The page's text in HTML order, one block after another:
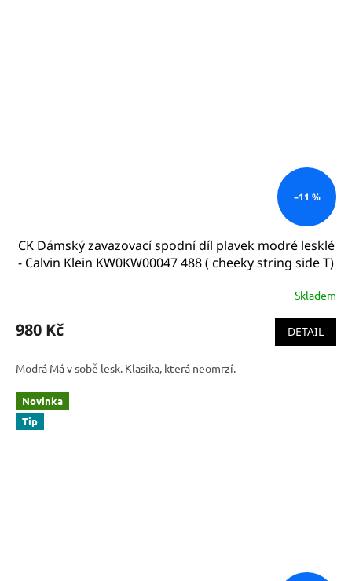
–11 %
CK Dámský zavazovací spodní díl plavek modré lesklé
- Calvin Klein KW0KW00047 488 ( cheeky string side T)
Skladem
980 Kč DETAIL
Modrá Má v sobě lesk. Klasika, která neomrzí.
Novinka
Tip